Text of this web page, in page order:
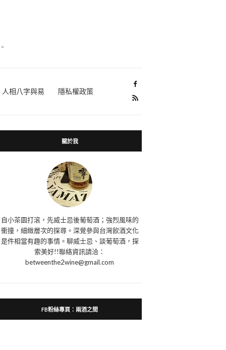
人相八字與易
隱私權政策
關於我
自小茶園打滾，先威士忌後葡萄酒；強烈風味的
衝撞，細緻層次的探尋。深覺參與台灣飲酒文化
是件相當有趣的事情。聊威士忌、談葡萄酒，探
索美好!!聯絡資訊請洽：
betweenthe2wine@gmail.com
FB粉絲專頁：兩酒之間